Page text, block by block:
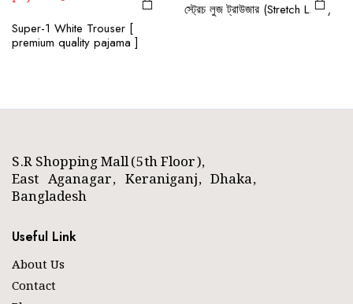
Super-1 White Trouser [
premium quality pajama ]
স্ট্রেচ লুজ ট্রাউজার (Stretch Lose)
S.R Shopping Mall (5th Floor),
East Aganagar, Keraniganj, Dhaka,
Bangladesh
Useful Link
About Us
Contact